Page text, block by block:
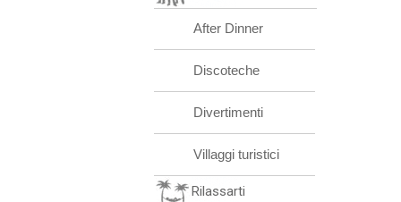
After Dinner
Discoteche
Divertimenti
Villaggi turistici
Rilassarti